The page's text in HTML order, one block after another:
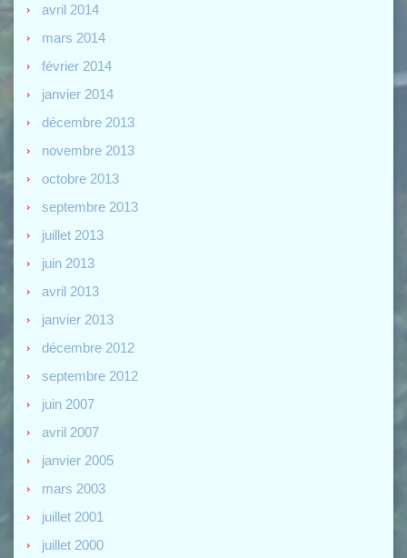
avril 2014
mars 2014
février 2014
janvier 2014
décembre 2013
novembre 2013
octobre 2013
septembre 2013
juillet 2013
juin 2013
avril 2013
janvier 2013
décembre 2012
septembre 2012
juin 2007
avril 2007
janvier 2005
mars 2003
juillet 2001
juillet 2000